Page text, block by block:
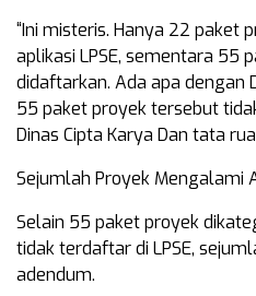
“Ini misteris. Hanya 22 paket
aplikasi LPSE, sementara 55
didaftarkan. Ada apa dengan
55 paket proyek tersebut
Dinas Cipta Karya Dan tata
Sejumlah Proyek Mengalami
Selain 55 paket proyek
tidak terdaftar di LPSE,
adendum.